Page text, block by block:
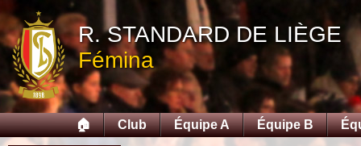
R. STANDARD DE LIÈGE
Fémina
🏠 Club Équipe A Équipe B